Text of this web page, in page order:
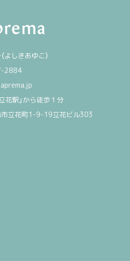
よしきあゆこ）
2884
花駅」から徒歩１分
市立花町1-9-19立花ビル303